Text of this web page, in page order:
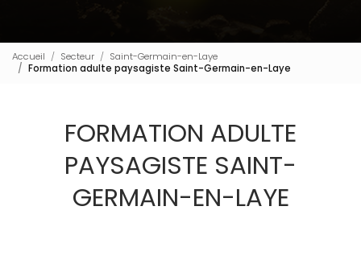
Accueil Secteur
Saint-Germain-en-Laye
Formation adulte paysagiste Saint-Germain-en-Laye
FORMATION ADULTE
PAYSAGISTE SAINT-
GERMAIN-EN-LAYE